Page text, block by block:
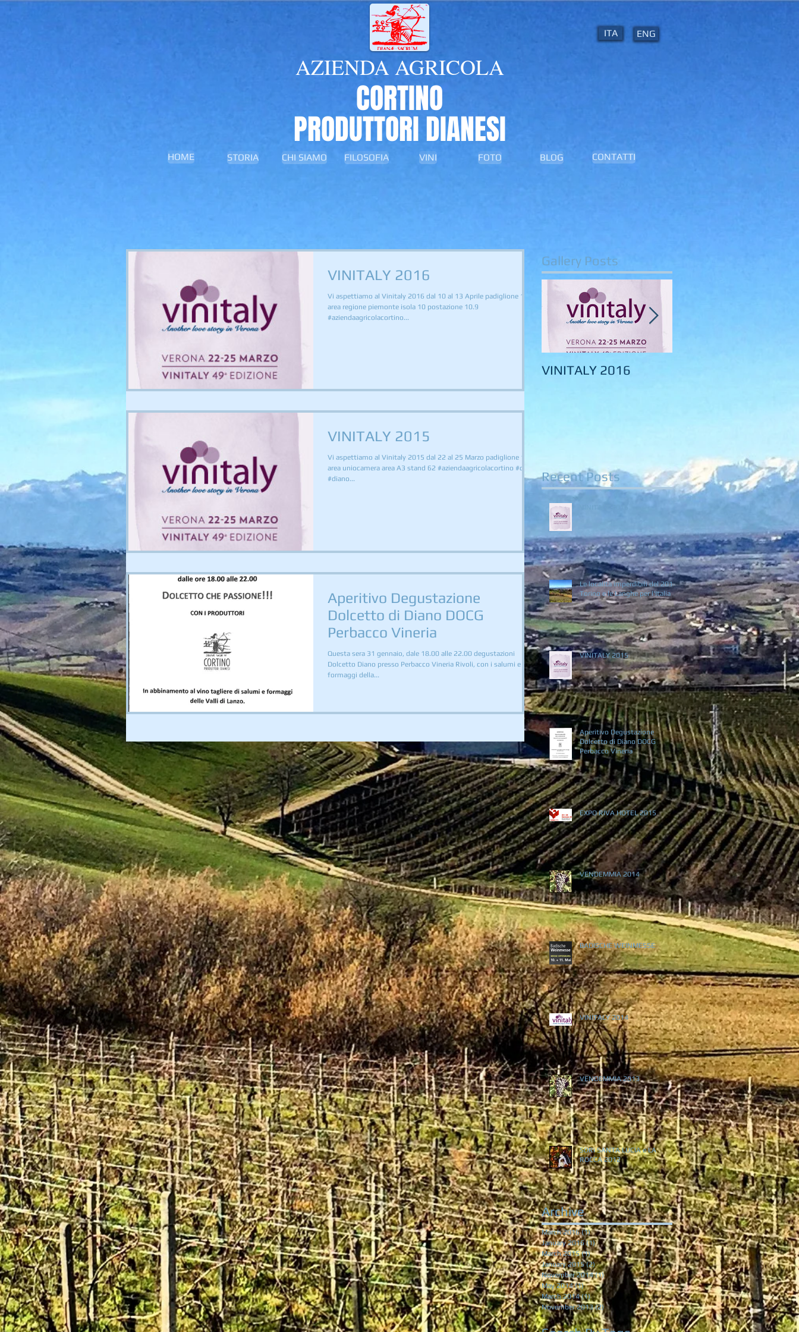
AZIENDA AGRICOLA
CORTINO
PRODUTTORI DIANESI
ITA ENG
HOME STORIA CHI SIAMO FILOSOFIA VINI FOTO BLOG CONTATTI
VINITALY 2016
Vi aspettiamo al Vinitaly 2016 dal 10 al 13 Aprile padiglione 10
area regione piemonte isola 10 postazione 10.9
#aziendaagricolacortino...
VINITALY 2015
Vi aspettiamo al Vinitaly 2015 dal 22 al 25 Marzo padiglione 10
area uniocamera area A3 stand 62 #aziendaagricolacortino #docg
#diano...
Aperitivo Degustazione
Dolcetto di Diano DOCG
Perbacco Vineria
Questa sera 31 gennaio, dale 18.00 alle 22.00 degustazioni
Dolcetto Diano presso Perbacco Vineria Rivoli, con i salumi e
formaggi della...
Gallery Posts
VINITALY 2016
Recent Posts
Le località imperdibili del 2016:
Torino e le Langhe per l'Italia
VINITALY 2015
Aperitivo Degustazione
Dolcetto di Diano DOCG
Perbacco Vineria
EXPO RIVA HOTEL 2015
VENDEMMIA 2014
BADISCHE WEINMESSE
VINITALY 2014
VENDEMMIA 2013
SORì SANTA LUCIA e LA
ROCCA 2012
Archive
March 2016 (1)1 post
January 2016 (1)1 post
March 2015 (1)1 post
January 2015 (2)2 posts
November 2014 (1)1 post
May 2014 (1)1 post
March 2014 (1)1 post
November 2013 (2)2 posts